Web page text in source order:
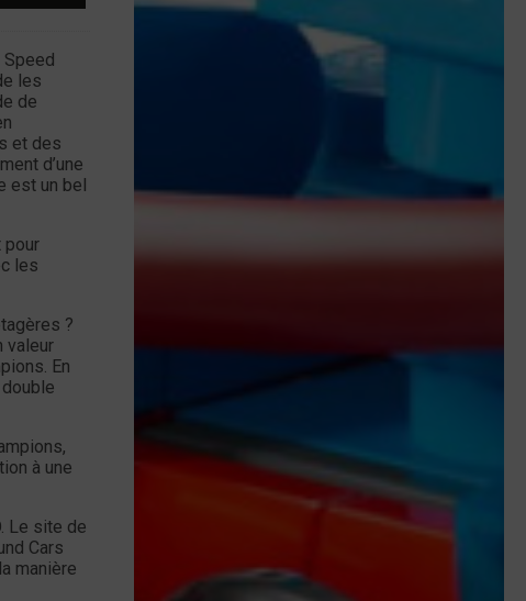
les
de
et des
d’une
est un bel
pour
les
?
valeur
En
à une
Le site de
Cars
manière